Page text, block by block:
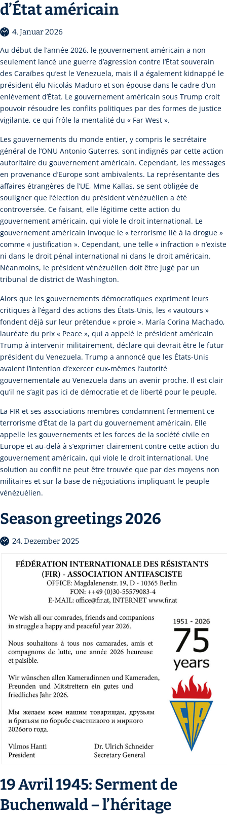
d’État américain
4. Januar 2026
Au début de l’année 2026, le gouvernement américain a non
seulement lancé une guerre d’agression contre l’État souverain
des Caraïbes qu’est le Venezuela, mais il a également kidnappé le
président élu Nicolás Maduro et son épouse dans le cadre d’un
enlèvement d’État. Le gouvernement américain sous Trump croit
pouvoir résoudre les conflits politiques par des formes de justice
vigilante, ce qui frôle la mentalité du « Far West ».
Les gouvernements du monde entier, y compris le secrétaire
général de l’ONU Antonio Guterres, sont indignés par cette action
autoritaire du gouvernement américain. Cependant, les messages
en provenance d’Europe sont ambivalents. La représentante des
affaires étrangères de l’UE, Mme Kallas, se sent obligée de
souligner que l’élection du président vénézuélien a été
controversée. Ce faisant, elle légitime cette action du
gouvernement américain, qui viole le droit international. Le
gouvernement américain invoque le « terrorisme lié à la drogue »
comme « justification ». Cependant, une telle « infraction » n’existe
ni dans le droit pénal international ni dans le droit américain.
Néanmoins, le président vénézuélien doit être jugé par un
tribunal de district de Washington.
Alors que les gouvernements démocratiques expriment leurs
critiques à l’égard des actions des États-Unis, les « vautours »
fondent déjà sur leur prétendue « proie ». María Corina Machado,
lauréate du prix « Peace », qui a appelé le président américain
Trump à intervenir militairement, déclare qui devrait être le futur
président du Venezuela. Trump a annoncé que les États-Unis
avaient l’intention d’exercer eux-mêmes l’autorité
gouvernementale au Venezuela dans un avenir proche. Il est clair
qu’il ne s’agit pas ici de démocratie et de liberté pour le peuple.
La FIR et ses associations membres condamnent fermement ce
terrorisme d’État de la part du gouvernement américain. Elle
appelle les gouvernements et les forces de la société civile en
Europe et au-delà à s’exprimer clairement contre cette action du
gouvernement américain, qui viole le droit international. Une
solution au conflit ne peut être trouvée que par des moyens non
militaires et sur la base de négociations impliquant le peuple
vénézuélien.
Season greetings 2026
24. Dezember 2025
19 Avril 1945: Serment de
Buchenwald – l’héritage